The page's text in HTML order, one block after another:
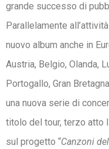
grande successo di
Parallelamente
nuovo album anche in
Austria, Belgio, Olanda,
Portogallo, Gran
una nuova serie di
titolo del tour, terzo atto
sul progetto “Canzoni